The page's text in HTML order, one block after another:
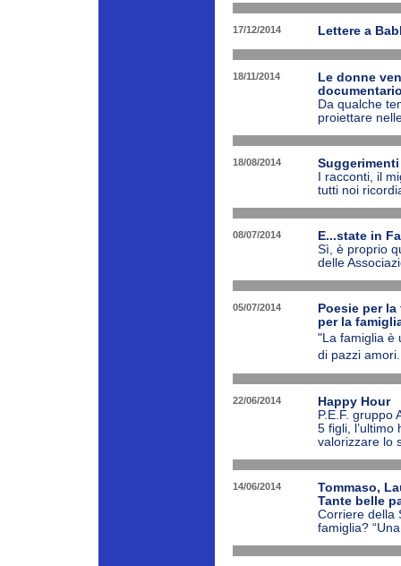
17/12/2014 Lettere a
18/11/2014
Le donne
Da qualche
proiettare
18/08/2014
I racconti, il
tutti noi
08/07/2014
E...state in
Sì, è proprio
delle
05/07/2014
Poesie per
per la
"La famiglia è
di pazzi
22/06/2014
Happy Hour
P.E.F. gruppo
5 figli,
valorizzare lo
14/06/2014
Tommaso,
Tante belle
Corriere della
famiglia?